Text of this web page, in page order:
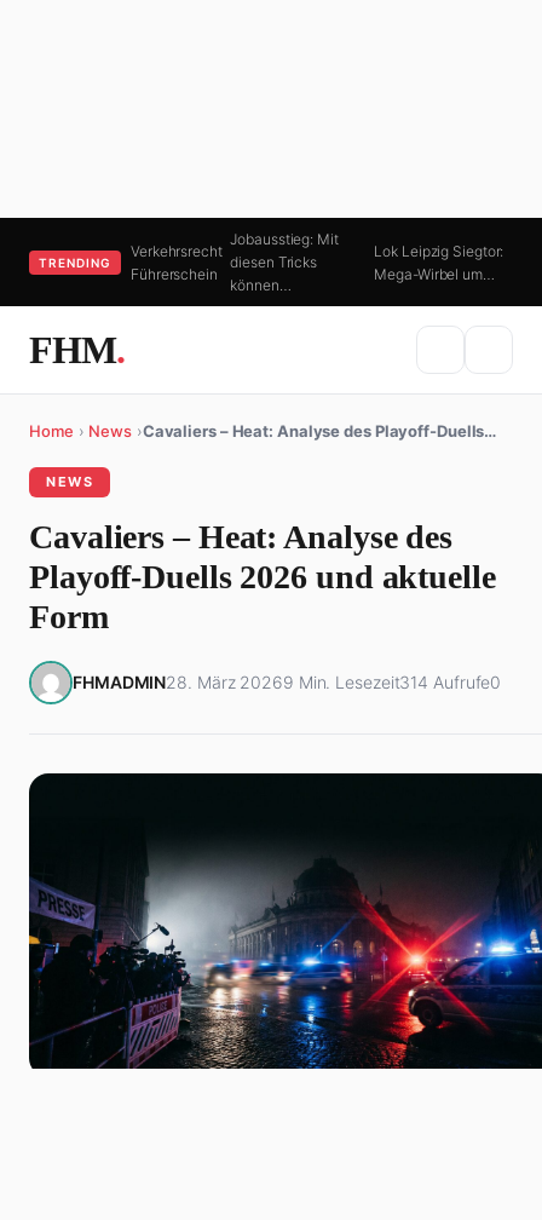
TRENDING
Verkehrsrecht
Führerschein
Jobausstieg: Mit
diesen Tricks
können…
Lok Leipzig Siegtor:
Mega-Wirbel um…
FHM.
Home › News ›Cavaliers – Heat: Analyse des Playoff-Duells…
NEWS
Cavaliers – Heat: Analyse des
Playoff-Duells 2026 und aktuelle
Form
FHMADMIN28. März 20269 Min. Lesezeit314 Aufrufe0